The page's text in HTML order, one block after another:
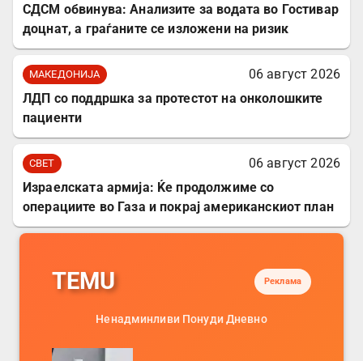
СДСМ обвинува: Анализите за водата во Гостивар
доцнат, а граѓаните се изложени на ризик
МАКЕДОНИЈА
06 август 2026
ЛДП со поддршка за протестот на онколошките
пациенти
СВЕТ
06 август 2026
Израелската армија: Ќе продолжиме со
операциите во Газа и покрај американскиот план
TEMU Реклама
Ненадминливи Понуди Дневно